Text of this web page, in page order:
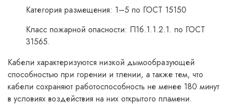
Категория размещения: 1–5 по ГОСТ 15150
Класс пожарной опасности: П1б.1.1.2.1. по ГОСТ
31565.
Кабели характеризуются низкой дымообразующей
способностью при горении и тлении, а также тем, что
кабели сохраняют работоспособность не менее 180 минут
в условиях воздействия на них открытого пламени.